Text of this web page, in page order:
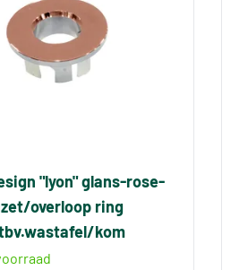
"lyon" glans-rose-
overloop ring
kom